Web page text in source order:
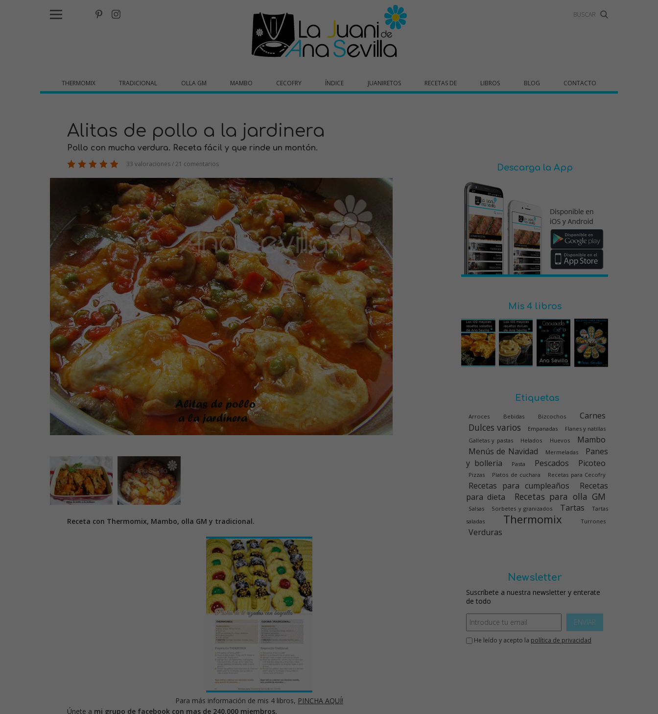
THERMOMIX TRADICIONAL OLLA GM MAMBO CECOFRY ÍNDICE JUANIRETOS RECETAS DE LIBROS BLOG CONTACTO
Alitas de pollo a la jardinera
Pollo con mucha verdura. Receta fácil y que rinde un montón.
33 valoraciones / 21 comentarios
Receta con Thermomix, Mambo, olla GM y tradicional.
Para más información de mis 4 libros, PINCHA AQUÍ!
Únete a mi grupo de facebook con mas de 240.000 miembros.
Descarga la App
Mis 4 libros
Etiquetas
Arroces Bebidas Bizcochos Carnes
Dulces varios Empanadas
Flanes y natillas
Galletas y pastas
Helados Huevos
Mambo
Menús de Navidad
Mermeladas
Panes
y bolleria
Pasta Pescados Picoteo
Pizzas Platos de cuchara Recetas para Cecofry
Recetas para cumpleaños
Recetas
para dieta
Recetas para olla GM
Salsas Sorbetes y granizados Tartas
Tartas
saladas
Thermomix Turrones
Verduras
Newsletter
Suscríbete a nuestra newsletter y enterate
de todo
ENVIAR
He leído y acepto la política de privacidad